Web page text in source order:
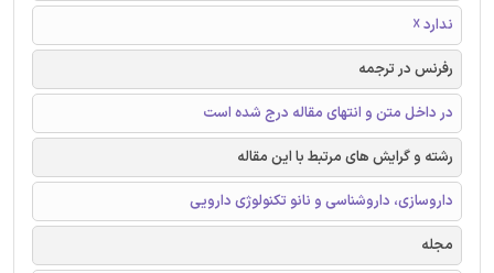
ندارد ☓
رفرنس در ترجمه
در داخل متن و انتهای مقاله درج شده است
رشته و گرایش های مرتبط با این مقاله
داروسازی، داروشناسی و نانو تکنولوژی دارویی
مجله